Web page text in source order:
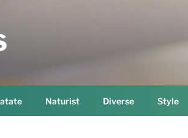
Naturist Diverse Style